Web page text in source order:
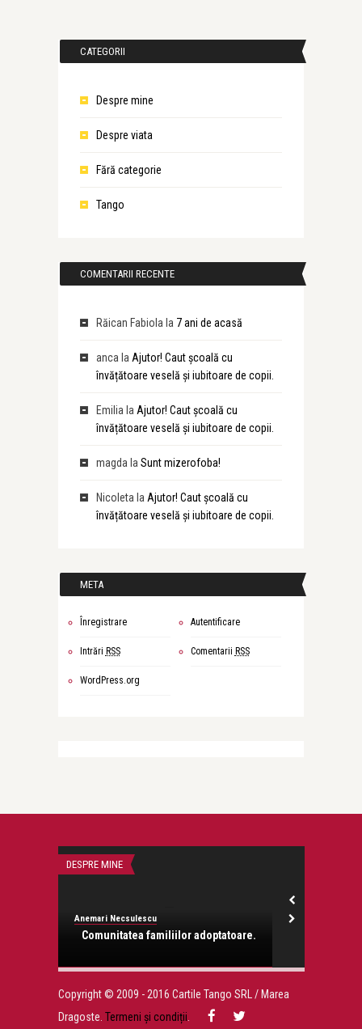
CATEGORII
Despre mine
Despre viata
Fără categorie
Tango
COMENTARII RECENTE
Răican Fabiola la 7 ani de acasă
anca la Ajutor! Caut școală cu
învățătoare veselă și iubitoare de copii.
Emilia la Ajutor! Caut școală cu
învățătoare veselă și iubitoare de copii.
magda la Sunt mizerofoba!
Nicoleta la Ajutor! Caut școală cu
învățătoare veselă și iubitoare de copii.
META
Înregistrare Autentificare
Intrări RSS Comentarii RSS
WordPress.org
DESPRE MINE
Anemari Necsulescu
Comunitatea familiilor adoptatoare.
Copyright © 2009 - 2016 Cartile Tango SRL / Marea
Dragoste. Termeni și condiții